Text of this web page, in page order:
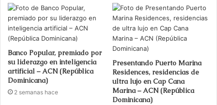
Banco Popular, premiado por
su liderazgo en inteligencia
artificial – ACN (República
Dominicana)
2 semanas hace
Presentando Puerto Marina
Residences, residencias de
ultra lujo en Cap Cana
Marina – ACN (República
Dominicana)